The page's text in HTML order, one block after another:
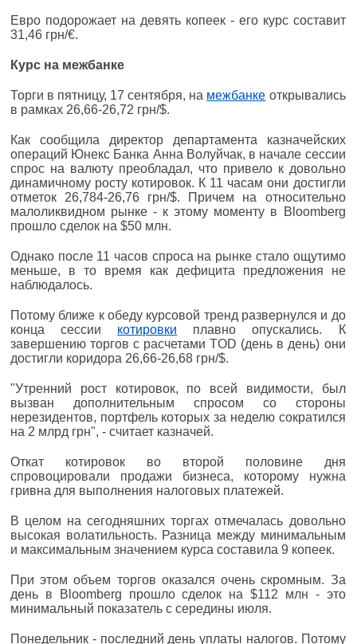
Евро подорожает на девять копеек - его курс составит
31,46 грн/€.
Курс на межбанке
Торги в пятницу, 17 сентября, на межбанке открывались
в рамках 26,66-26,72 грн/$.
Как сообщила директор департамента казначейских
операций Юнекс Банка Анна Волуйчак, в начале сессии
спрос на валюту преобладал, что привело к довольно
динамичному росту котировок. К 11 часам они достигли
отметок 26,784-26,76 грн/$. Причем на относительно
малоликвидном рынке - к этому моменту в Bloomberg
прошло сделок на $50 млн.
Однако после 11 часов спроса на рынке стало ощутимо
меньше, в то время как дефицита предложения не
наблюдалось.
Потому ближе к обеду курсовой тренд развернулся и до
конца сессии котировки плавно опускались. К
завершению торгов с расчетами TOD (день в день) они
достигли коридора 26,66-26,68 грн/$.
"Утренний рост котировок, по всей видимости, был
вызван дополнительным спросом со стороны
нерезидентов, портфель которых за неделю сократился
на 2 млрд грн", - считает казначей.
Откат котировок во второй половине дня
спровоцировали продажи бизнеса, которому нужна
гривна для выполнения налоговых платежей.
В целом на сегодняшних торгах отмечалась довольно
высокая волатильность. Разница между минимальным
и максимальным значением курса составила 9 копеек.
При этом объем торгов оказался очень скромным. За
день в Bloomberg прошло сделок на $112 млн - это
минимальный показатель с середины июля.
Понедельник - последний день уплаты налогов. Потому